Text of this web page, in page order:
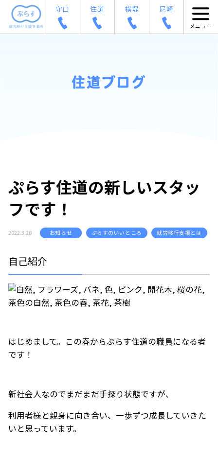
守口 住道 横堤 尼崎
住道ブログ
ぷらす住道の新しいスタッ
フです！
2022.3.28 お知らせ ぷらすのいいところ 就労移行支援とは
自己紹介
はじめまして。この春からぷらす住道の職員になる者
です！
新社会人なのでまだまだ手探り状態ですが、
利用者様と親身に向き合い、一歩ずつ成長していきた
いと思っています。